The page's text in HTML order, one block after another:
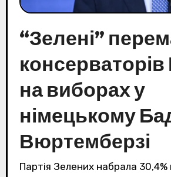
“Зелені”
на виборах у
німецькому
Вюртемберзі
Партія Зелених набрала 30,4% голосів,